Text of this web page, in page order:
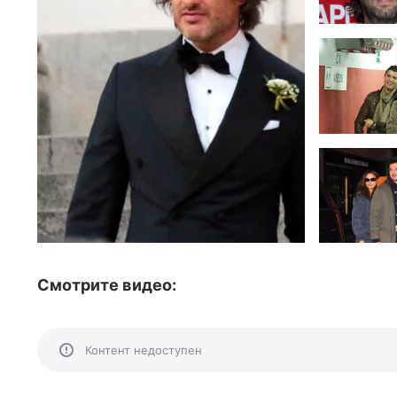
Смотрите видео:
Контент недоступен